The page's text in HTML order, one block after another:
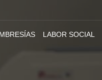
LABOR SOCIAL